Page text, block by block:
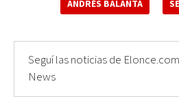
ANDRÉS BALANTA
Seguí las noticias de
News